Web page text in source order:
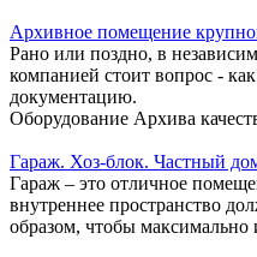
Архивное помещение
Рано или поздно, в
компанией стоит вопрос -
документацию.
Оборудование Архива
Гараж. Хоз-блок. Частный
Гараж – это отличное
внутреннее пространство
образом, чтобы максимально